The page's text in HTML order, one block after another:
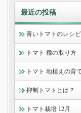
最近の投稿
青いトマトのレシピ
トマト 種の取り方
トマト 地植えの育
抑制トマトとは？
トマト栽培 12月